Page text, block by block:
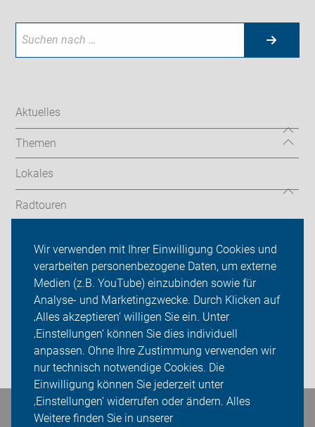
Wir verwenden mit Ihrer Einwilligung Cookies und
verarbeiten personenbezogene Daten, um externe
Medien (z.B. YouTube) einzubinden sowie für
Analyse- und Marketingzwecke. Durch Klicken auf
‚Alles akzeptieren‘ willigen Sie ein. Unter
‚Einstellungen‘ können Sie dies individuell
anpassen. Ohne Ihre Zustimmung verwenden wir
nur technisch notwendige Cookies. Die
Einwilligung können Sie jederzeit unter
‚Einstellungen‘ widerrufen oder ändern. Alles
Weitere finden Sie in unserer
Aktuelles
Themen
Lokales
Radtouren
ADFC Dinslaken-Voerde
Sei dabei
Presse
Login
Bleiben Sie in Kontakt